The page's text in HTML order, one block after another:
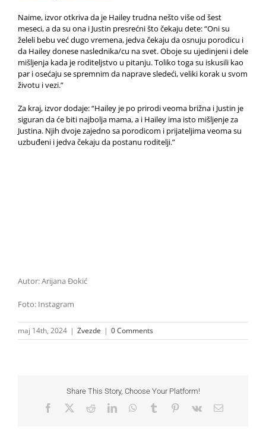
Naime, izvor otkriva da je Hailey trudna nešto više od šest
meseci, a da su ona i Justin presrećni što čekaju dete: “Oni su
želeli bebu već dugo vremena, jedva čekaju da osnuju porodicu i
da Hailey donese naslednika/cu na svet. Oboje su ujedinjeni i dele
mišljenja kada je roditeljstvo u pitanju. Toliko toga su iskusili kao
par i osećaju se spremnim da naprave sledeći, veliki korak u svom
životu i vezi.”
Za kraj, izvor dodaje: “Hailey je po prirodi veoma brižna i Justin je
siguran da će biti najbolja mama, a i Hailey ima isto mišljenje za
Justina. Njih dvoje zajedno sa porodicom i prijateljima veoma su
uzbuđeni i jedva čekaju da postanu roditelji.”
Autor: Arijana Đokić
Foto: Instagram
maj 14th, 2024 | Zvezde | 0 Comments
Share This Story, Choose Your Platform!
Facebook RedditLinkedInWhatsApp
Tumblr Pinterest
Vk Email